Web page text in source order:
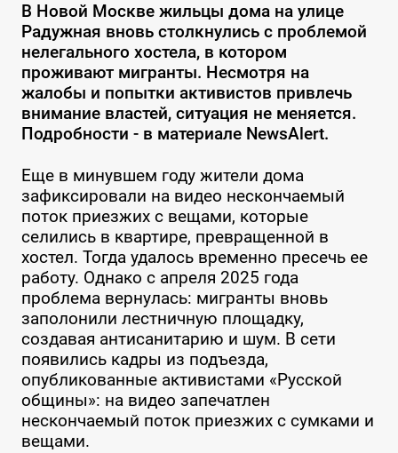
В Новой Москве жильцы дома на улице
Радужная вновь столкнулись с проблемой
нелегального хостела, в котором
проживают мигранты. Несмотря на
жалобы и попытки активистов привлечь
внимание властей, ситуация не меняется.
Подробности - в материале NewsAlert.
Еще в минувшем году жители дома
зафиксировали на видео нескончаемый
поток приезжих с вещами, которые
селились в квартире, превращенной в
хостел. Тогда удалось временно пресечь ее
работу. Однако с апреля 2025 года
проблема вернулась: мигранты вновь
заполонили лестничную площадку,
создавая антисанитарию и шум. В сети
появились кадры из подъезда,
опубликованные активистами «Русской
общины»: на видео запечатлен
нескончаемый поток приезжих с сумками и
вещами.